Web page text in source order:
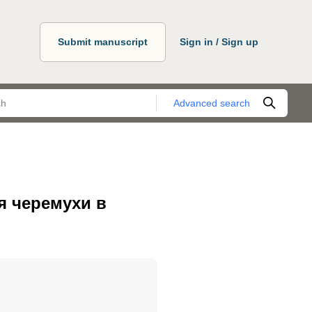
Submit manuscript Sign in / Sign up
Advanced search
черемухи в